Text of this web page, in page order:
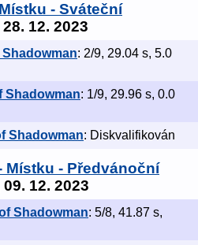
- Sváteční
28. 12. 2023
Shadowman: 2/9, 29.04 s, 5.0
Shadowman: 1/9, 29.96 s, 0.0
Shadowman: Diskvalifikován
Místku - Předvánoční
09. 12. 2023
Shadowman: 5/8, 41.87 s,